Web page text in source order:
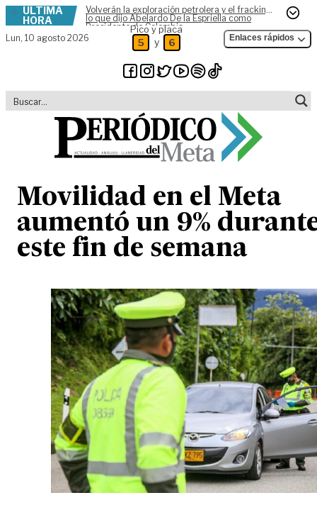
Skip to content
ÚLTIMA
HORA
Volverán la exploración petrolera y el fracking,
lo que dijo Abelardo De la Espriella como
Presidente de Colombia
Lun, 10 agosto 2026
Pico y placa
5 y 6 Enlaces rápidos
Movilidad en el Meta
aumentó un 9%
este fin de semana